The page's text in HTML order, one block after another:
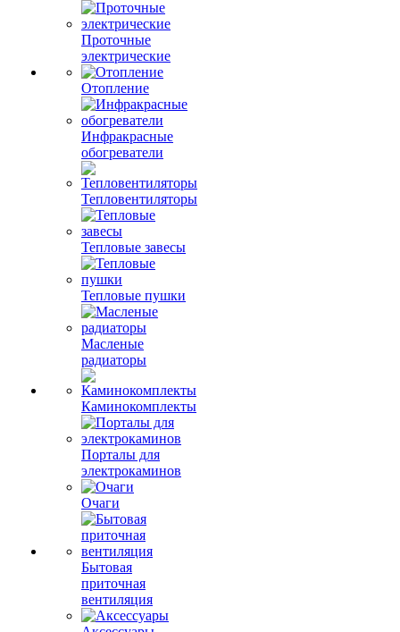
Проточные
электрические
Отопление
Инфракрасные
обогреватели
Тепловентиляторы
Тепловые завесы
Тепловые пушки
Масленые
радиаторы
Каминокомплекты
Порталы для
электрокаминов
Очаги
Бытовая
приточная
вентиляция